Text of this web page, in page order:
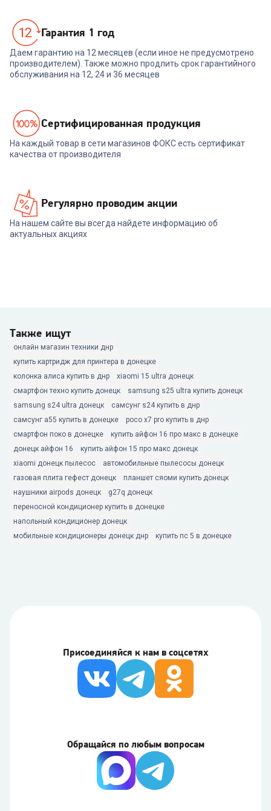
Гарантия 1 год
Даем гарантию на 12 месяцев (если иное не предусмотрено
производителем). Также можно продлить срок гарантийного
обслуживания на 12, 24 и 36 месяцев
Cертифицированная продукция
На каждый товар в сети магазинов ФОКС есть сертификат
качества от производителя
Регулярно проводим акции
На нашем сайте вы всегда найдете информацию об
актуальных акциях
Также ищут
онлайн магазин техники днр
купить картридж для принтера в донецке
колонка алиса купить в днр
xiaomi 15 ultra донецк
смартфон техно купить донецк
samsung s25 ultra купить донецк
samsung s24 ultra донецк
самсунг s24 купить в днр
самсунг а55 купить в донецке
poco x7 pro купить в днр
смартфон поко в донецке
купить айфон 16 про макс в донецке
донецк айфон 16
купить айфон 15 про макс донецк
xiaomi донецк пылесос
автомобильные пылесосы донецк
газовая плита гефест донецк
планшет сяоми купить донецк
наушники airpods донецк
g27q донецк
переносной кондиционер купить в донецке
напольный кондиционер донецк
мобильные кондиционеры донецк днр
купить пс 5 в донецке
Присоединяйся к нам в соцсетях
Обращайся по любым вопросам